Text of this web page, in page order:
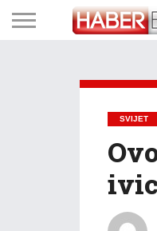
SVIJET